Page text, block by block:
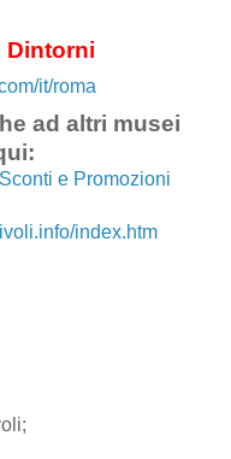
Dintorni
it/roma
ad altri musei
e Promozioni
index.htm